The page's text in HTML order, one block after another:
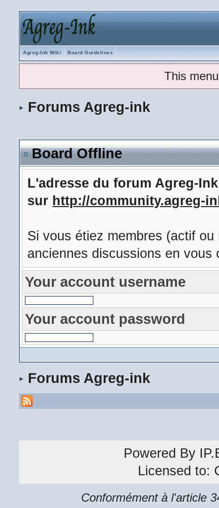
Agreg-Ink Wiki Board Guidelines
This
Forums Agreg-ink
Board Offline
L'adresse du forum Agreg-
sur http://community.agreg-
Si vous étiez membres (actif
anciennes discussions en
Your account username
Your account password
Forums Agreg-ink
Powered By
Licensed to:
Conformément à l'article